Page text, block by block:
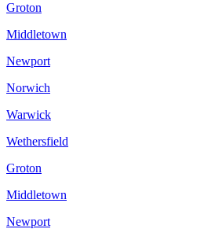
Groton
Middletown
Newport
Norwich
Warwick
Wethersfield
Groton
Middletown
Newport